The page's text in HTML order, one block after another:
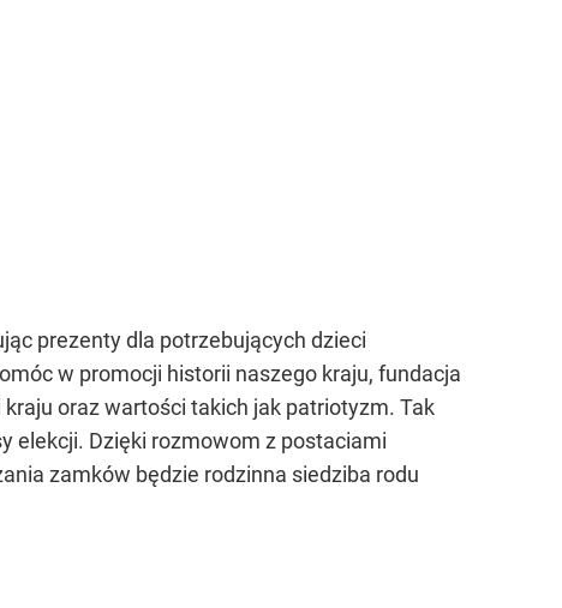
prezenty dla potrzebujących dzieci
w promocji historii naszego kraju, fundacja
oraz wartości takich jak patriotyzm. Tak
elekcji. Dzięki rozmowom z postaciami
zamków będzie rodzinna siedziba rodu